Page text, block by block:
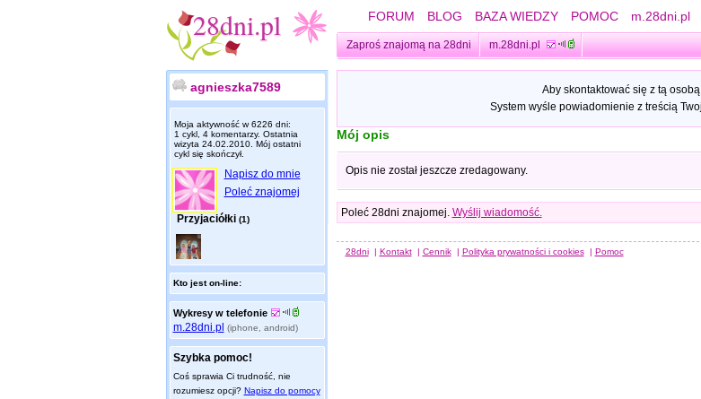
FORUM BLOG BAZA WIEDZY POMOC m.28dni.pl
Zaproś znajomą na 28dni m.28dni.pl
agnieszka7589
Moja aktywność w 6226 dni:
1 cykl, 4 komentarzy. Ostatnia
wizyta 24.02.2010. Mój ostatni
cykl się skończył.
Napisz do mnie
Poleć znajomej
Przyjaciółki (1)
Kto jest on-line:
Wykresy w telefonie
m.28dni.pl (iphone, android)
Szybka pomoc!
Coś sprawia Ci trudność, nie
rozumiesz opcji? Napisz do pomocy
Aby skontaktować się z tą
System wyśle powiadomienie z treścią
Mój opis
Opis nie został jeszcze zredagowany.
Poleć 28dni znajomej. Wyślij wiadomość.
28dni | Kontakt | Cennik | Polityka prywatności i cookies | Pomoc